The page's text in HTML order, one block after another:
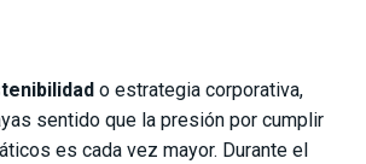
o estrategia corporativa,
sentido que la presión por cumplir
es cada vez mayor. Durante el